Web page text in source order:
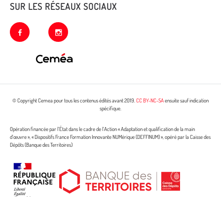
SUR LES RÉSEAUX SOCIAUX
facebook instagram
© Copyright Cemea pour tous les contenus édités avant 2019.CC BY-NC-SAensuite sauf indication
spécifique.
Opération financée par l’État dans le cadre de l’Action « Adaptation et qualification de la main
d’œuvre », « Dispositifs France Formation Innovante NUMérique (DEFFINUM) », opéré par la Caisse des
Dépôts (Banque des Territoires)